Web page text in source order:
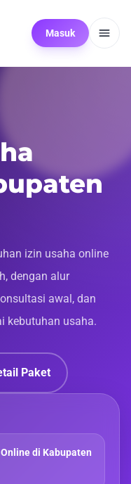
Masuk
izin usaha online
dengan alur
awal, dan
kebutuhan usaha.
Paket
di Kabupaten